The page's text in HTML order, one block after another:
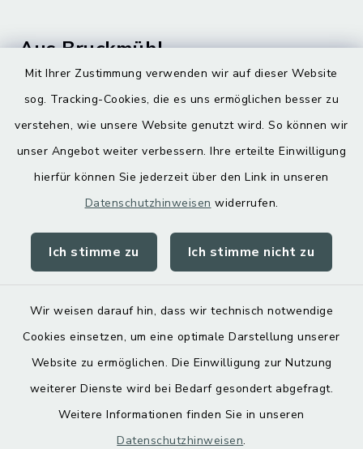
Mit Ihrer Zustimmung verwenden wir auf dieser Website
sog. Tracking-Cookies, die es uns ermöglichen besser zu
verstehen, wie unsere Website genutzt wird. So können wir
unser Angebot weiter verbessern. Ihre erteilte Einwilligung
hierfür können Sie jederzeit über den Link in unseren
Datenschutzhinweisen widerrufen.
Ich stimme zu Ich stimme nicht zu
Wir weisen darauf hin, dass wir technisch notwendige
Cookies einsetzen, um eine optimale Darstellung unserer
Website zu ermöglichen. Die Einwilligung zur Nutzung
weiterer Dienste wird bei Bedarf gesondert abgefragt.
Weitere Informationen finden Sie in unseren
Datenschutzhinweisen.
Aus Bruckmühl
Digitaler Ortsplan
Kontakt
Datenschutz
Impressum
Sitemap